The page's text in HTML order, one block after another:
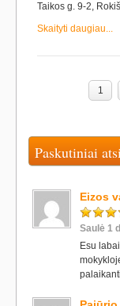
Taikos g. 9-2,
Skaityti daugiau...
1
Paskutiniai
Eizos
Saulė 1
Esu